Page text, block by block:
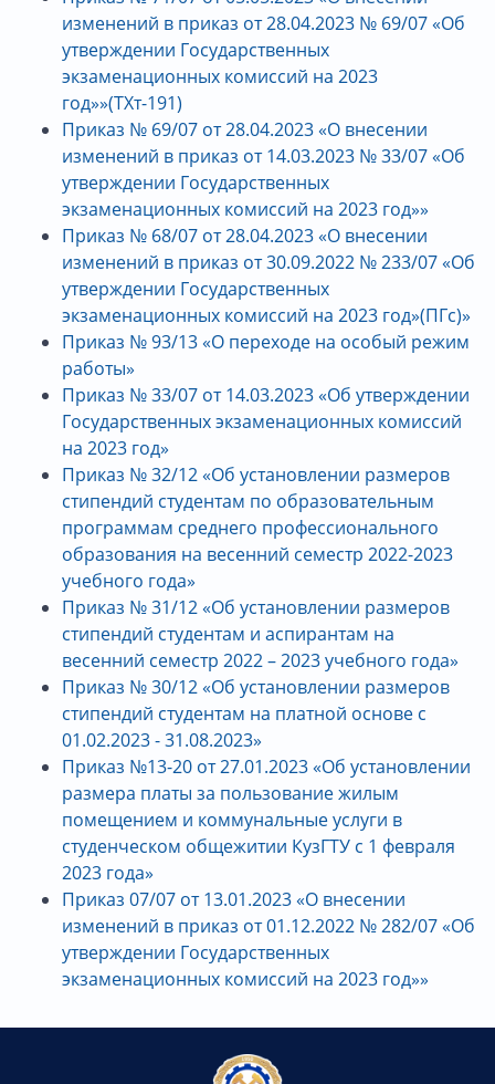
изменений в приказ от 28.04.2023 № 69/07 «Об
утверждении Государственных
экзаменационных комиссий на 2023
год»»(ТХт-191)
Приказ № 69/07 от 28.04.2023 «О внесении
изменений в приказ от 14.03.2023 № 33/07 «Об
утверждении Государственных
экзаменационных комиссий на 2023 год»»
Приказ № 68/07 от 28.04.2023 «О внесении
изменений в приказ от 30.09.2022 № 233/07 «Об
утверждении Государственных
экзаменационных комиссий на 2023 год»(ПГс)»
Приказ № 93/13 «О переходе на особый режим
работы»
Приказ № 33/07 от 14.03.2023 «Об утверждении
Государственных экзаменационных комиссий
на 2023 год»
Приказ № 32/12 «Об установлении размеров
стипендий студентам по образовательным
программам среднего профессионального
образования на весенний семестр 2022-2023
учебного года»
Приказ № 31/12 «Об установлении размеров
стипендий студентам и аспирантам на
весенний семестр 2022 – 2023 учебного года»
Приказ № 30/12 «Об установлении размеров
стипендий студентам на платной основе с
01.02.2023 - 31.08.2023»
Приказ №13-20 от 27.01.2023 «Об установлении
размера платы за пользование жилым
помещением и коммунальные услуги в
студенческом общежитии КузГТУ с 1 февраля
2023 года»
Приказ 07/07 от 13.01.2023 «О внесении
изменений в приказ от 01.12.2022 № 282/07 «Об
утверждении Государственных
экзаменационных комиссий на 2023 год»»